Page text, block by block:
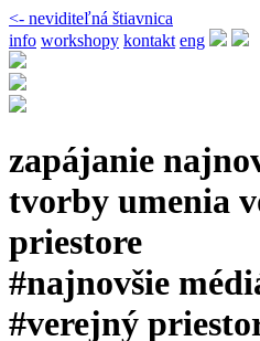
<- neviditeľná štiavnica
info workshopy kontakt eng
zapájanie
tvorby umenia
priestore
#najnovšie
#verejný